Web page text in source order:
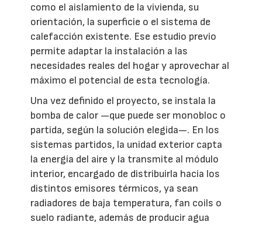
como el aislamiento de la vivienda, su
orientación, la superficie o el sistema de
calefacción existente. Ese estudio previo
permite adaptar la instalación a las
necesidades reales del hogar y aprovechar al
máximo el potencial de esta tecnología.
Una vez definido el proyecto, se instala la
bomba de calor —que puede ser monobloc o
partida, según la solución elegida—. En los
sistemas partidos, la unidad exterior capta
la energía del aire y la transmite al módulo
interior, encargado de distribuirla hacia los
distintos emisores térmicos, ya sean
radiadores de baja temperatura, fan coils o
suelo radiante, además de producir agua